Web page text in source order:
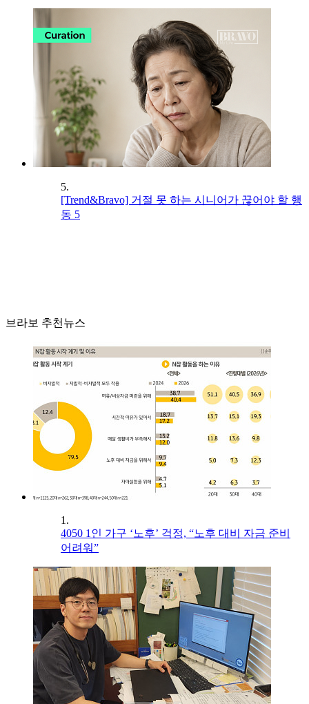
5.
[Trend&Bravo] 거절 못 하는 시니어가 끊어야 할 행
동 5
브라보 추천뉴스
1.
4050 1인 가구 ‘노후’ 걱정, “노후 대비 자금 준비
어려워”